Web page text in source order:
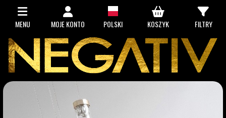
MENU MOJE KONTO POLSKI KOSZYK FILTRY